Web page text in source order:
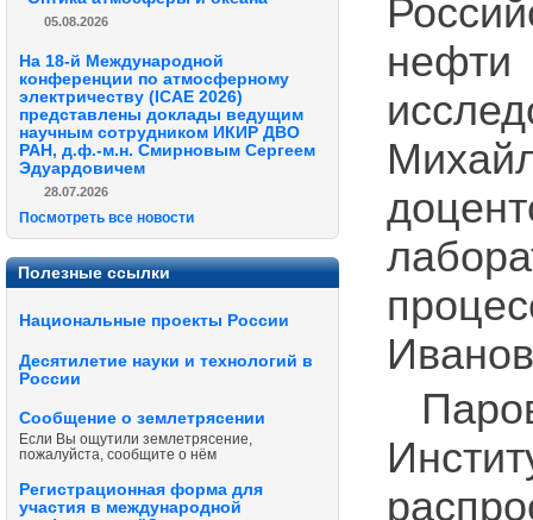
05.08.2026
На 18-й Международной
конференции по атмосферному
электричеству (ICAE 2026)
представлены доклады ведущим
научным сотрудником ИКИР ДВО
РАН, д.ф.-м.н. Смирновым Сергеем
Эдуардовичем
28.07.2026
Посмотреть все новости
Полезные ссылки
Национальные проекты России
Десятилетие науки и технологий в
России
Сообщение о землетрясении
Если Вы ощутили землетрясение,
пожалуйста, сообщите о нём
Регистрационная форма для
участия в международной